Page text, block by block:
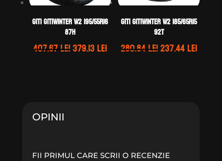
GITI GITIWINTER W2 195/55R16
87H
407.67leiPrețul
379.13leiPrețul
GITI GITIWINTER W2 185/65R15
92T
280.84leiPrețul
237.44leiPrețul
OPINII
FII PRIMUL CARE SCRII O RECENZIE